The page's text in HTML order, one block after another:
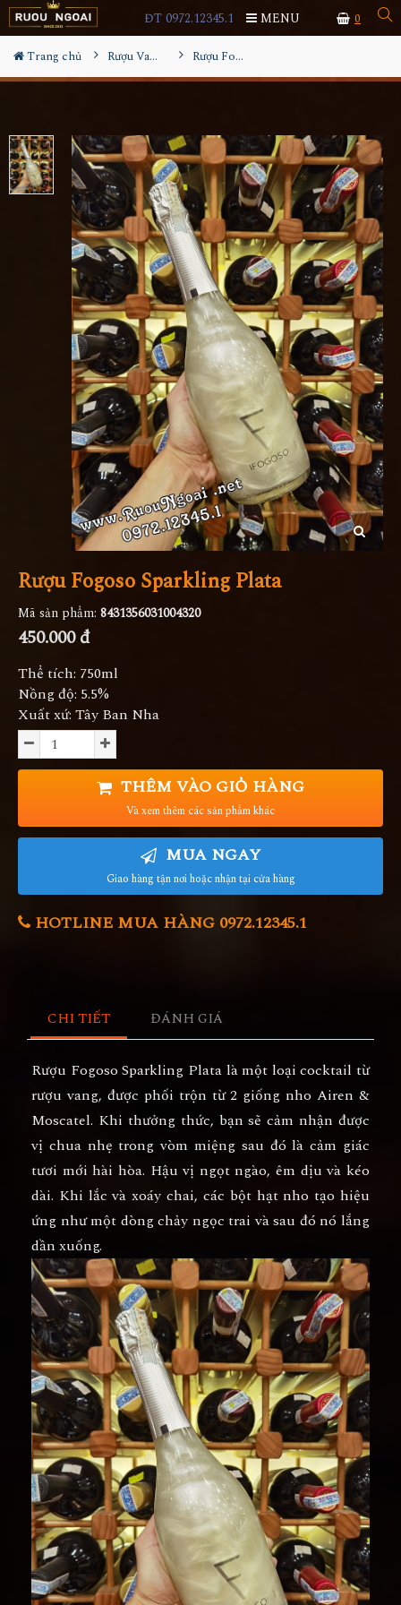
0
ĐT 0972.12345.1 MENU
Trang chủ Rượu Vang Rượu Fogoso Sparkling Plata
Rượu Fogoso Sparkling Plata
Mã sản phẩm: 8431356031004320
450.000 đ
Thể tích: 750ml
Nồng độ: 5.5%
Xuất xứ: Tây Ban Nha
THÊM VÀO GIỎ HÀNG
Và xem thêm các sản phẩm khác
MUA NGAY
Giao hàng tận nơi hoặc nhận tại cửa hàng
HOTLINE MUA HÀNG 0972.12345.1
CHI TIẾT ĐÁNH GIÁ
Rượu Fogoso Sparkling Plata là một loại cocktail từ
rượu vang, được phối trộn từ 2 giống nho Airen &
Moscatel. Khi thưởng thức, bạn sẽ cảm nhận được
vị chua nhẹ trong vòm miệng sau đó là cảm giác
tươi mới hài hòa. Hậu vị ngọt ngào, êm dịu và kéo
dài. Khi lắc và xoáy chai, các bột hạt nho tạo hiệu
ứng như một dòng chảy ngọc trai và sau đó nó lắng
dần xuống.